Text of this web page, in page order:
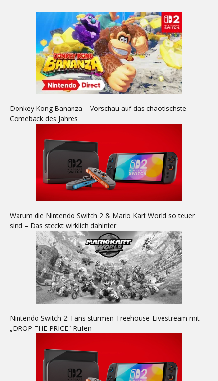
Donkey Kong Bananza – Vorschau auf das chaotischste
Comeback des Jahres
Warum die Nintendo Switch 2 & Mario Kart World so teuer
sind – Das steckt wirklich dahinter
Nintendo Switch 2: Fans stürmen Treehouse-Livestream mit
„DROP THE PRICE“-Rufen